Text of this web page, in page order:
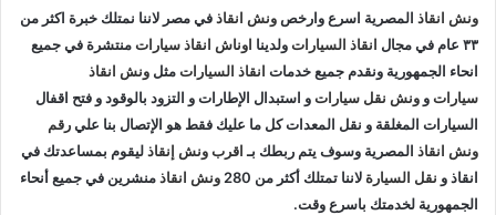
جونش انقاذ المصرية اسرع وارخص ونش انقاذفي مصر لاننا نمتلك خبرة اكثر من
٣٣ عام في مجال
انقاذ السياراتولدينا اوناش انقاذ سياراتمنتشرة في جميع
انحاء الجمهورية ونقدم جميع خدمات انقاذ السياراتمثل ونش انقاذ
سياراتو ونش نقل سياراتو استبدال الإطارات و التزود بالوقود و فتح اقفال
السيارات المغلقة و نقل المعدات كل ما عليك فقط هو الإتصال بنا عليرقم
ونش انقاذ المصرية وسوف يتم ربطك بـ اقرب ونش إنقاذليقوم بمساعدتك في
انقاذ و نقل السيارة لاننا تمتلك أكثر من 280 ونش انقاذمنشرين في جميع أنحاء
الجمهورية لخدمتك باسرع وقت.